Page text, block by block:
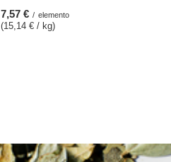
7,57 € / elemento
(15,14 € / kg)